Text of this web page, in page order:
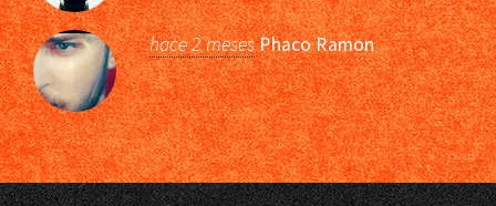
hace 2 mesesPhaco Ramon